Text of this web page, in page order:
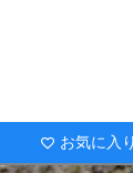
お気に入り